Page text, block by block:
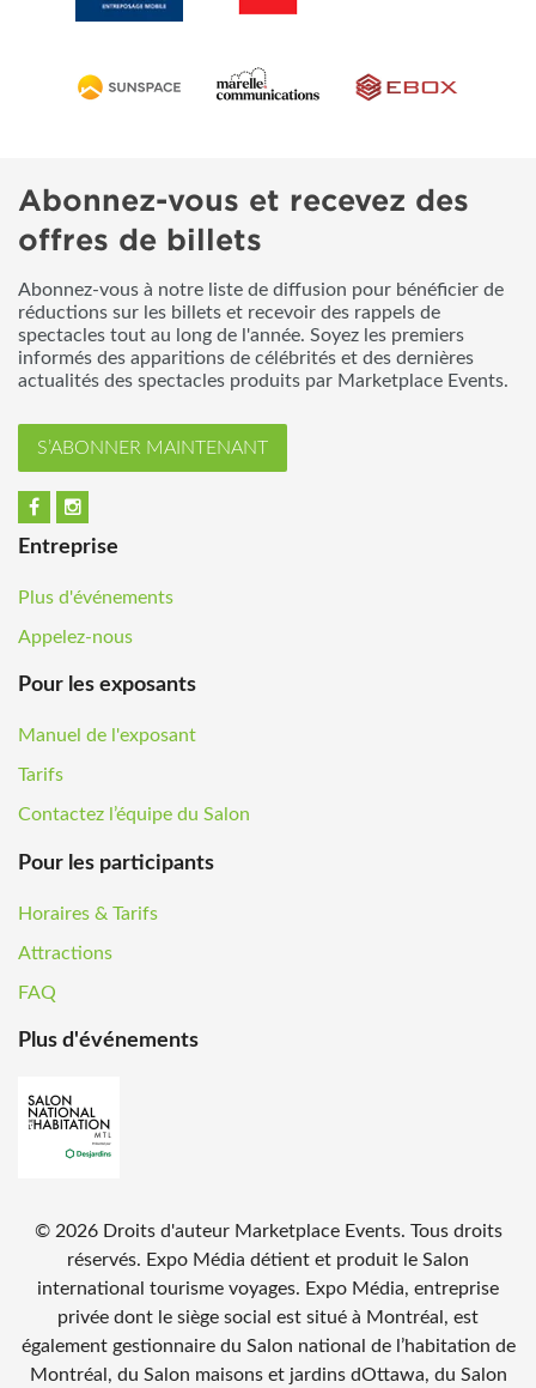
Abonnez-vous et recevez des
offres de billets
Abonnez-vous à notre liste de diffusion pour bénéficier de
réductions sur les billets et recevoir des rappels de
spectacles tout au long de l'année. Soyez les premiers
informés des apparitions de célébrités et des dernières
actualités des spectacles produits par Marketplace Events.
S’ABONNER MAINTENANT
Entreprise
Plus d'événements
Appelez-nous
Pour les exposants
Manuel de l'exposant
Tarifs
Contactez l’équipe du Salon
Pour les participants
Horaires & Tarifs
Attractions
FAQ
Plus d'événements
©2026 Droits d'auteur Marketplace Events. Tous droits
réservés. Expo Média détient et produit le Salon
international tourisme voyages. Expo Média, entreprise
privée dont le siège social est situé à Montréal, est
également gestionnaire du Salon national de l’habitation de
Montréal, du Salon maisons et jardins dOttawa, du Salon